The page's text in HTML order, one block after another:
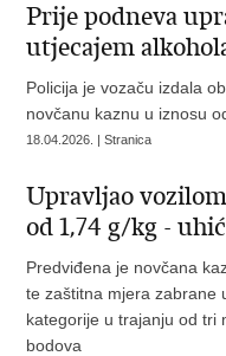
Prije podneva
utjecajem
Policija je vozaču izdala
novčanu kaznu u iznosu
18.04.2026. | Stranica
Upravljao
od 1,74 g/kg -
Predviđena je novčana
te zaštitna mjera zabrane
kategorije u trajanju od tri
bodova